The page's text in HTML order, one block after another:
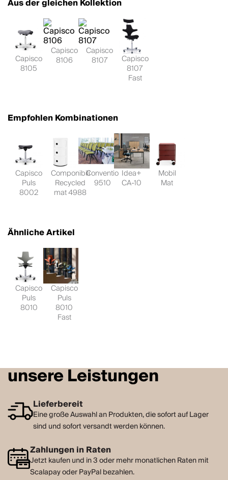
Aus der gleichen Kollektion
Capisco
8105
Capisco
8106
Capisco
8107 Capisco
8107
Fast
Empfohlen Kombinationen
Capisco
Puls
8002
Componibili
Recycled
mat 4988
Conventio
9510
Idea+
CA-10
Mobil
Mat
Ähnliche Artikel
Capisco
Puls
8010
Capisco
Puls
8010
Fast
unsere Leistungen
Lieferbereit
Eine große Auswahl an Produkten, die sofort auf Lager
sind und sofort versandt werden können.
Zahlungen in Raten
Jetzt kaufen und in 3 oder mehr monatlichen Raten mit
Scalapay oder PayPal bezahlen.